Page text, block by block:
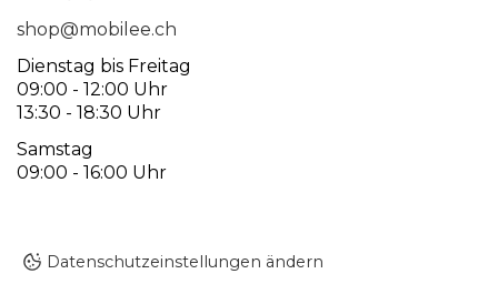
shop@mobilee.ch
Dienstag bis Freitag
09:00 - 12:00 Uhr
13:30 - 18:30 Uhr
Samstag
09:00 - 16:00 Uhr
Datenschutzeinstellungen ändern